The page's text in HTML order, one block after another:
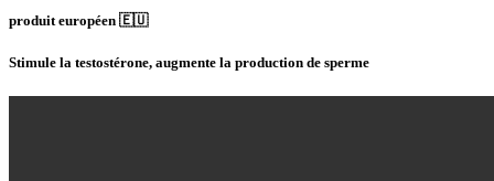
produit européen 🇪🇺
Stimule la testostérone, augmente la production de sperme